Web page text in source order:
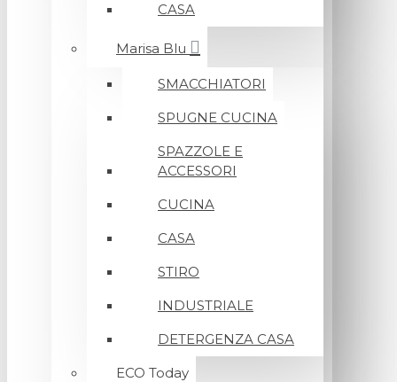
CASA
Marisa Blu
SMACCHIATORI
SPUGNE CUCINA
SPAZZOLE E
ACCESSORI
CUCINA
CASA
STIRO
INDUSTRIALE
DETERGENZA CASA
ECO Today